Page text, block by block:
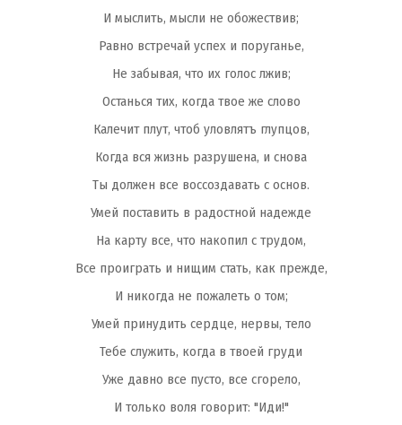
И мыслить, мысли не обожествив;
Равно встречай успех и поруганье,
Не забывая, что их голос лжив;
Останься тих, когда твое же слово
Калечит плут, чтоб уловлятъ глупцов,
Когда вся жизнь разрушена, и снова
Ты должен все воссоздавать с основ.
Умей поставить в радостной надежде
На карту все, что накопил с трудом,
Все проиграть и нищим стать, как прежде,
И никогда не пожалеть о том;
Умей принудить сердце, нервы, тело
Тебе служить, когда в твоей груди
Уже давно все пусто, все сгорело,
И только воля говорит: "Иди!"